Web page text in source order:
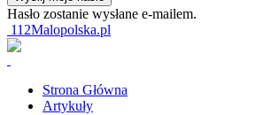
Hasło zostanie wysłane e-mailem.
112Malopolska.pl
Strona Główna
Artykuły